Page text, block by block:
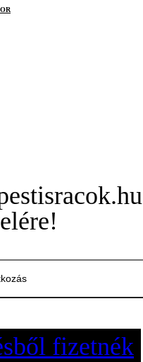
fizetnék